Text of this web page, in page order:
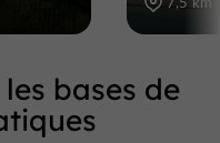
bases de